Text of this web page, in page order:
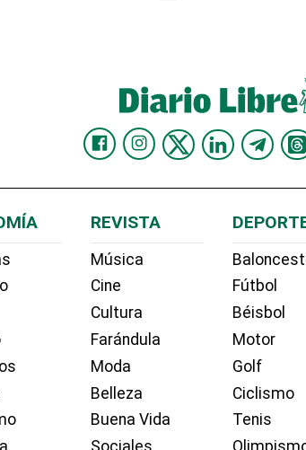
REVISTA
Música
Cine
Cultura
Farándula
Moda
Belleza
Buena Vida
Fútbol
Béisbol
Motor
Golf
Ciclismo
Tenis